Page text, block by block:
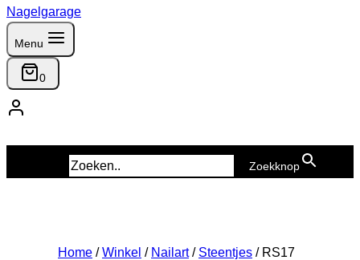
Menu
0
Zoekknop
Home / Winkel / Nailart / Steentjes / RS17